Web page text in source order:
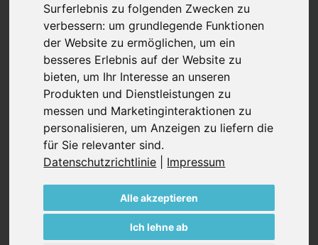
Surferlebnis zu folgenden Zwecken zu
verbessern: um grundlegende Funktionen
der Website zu ermöglichen, um ein
besseres Erlebnis auf der Website zu
bieten, um Ihr Interesse an unseren
Produkten und Dienstleistungen zu
messen und Marketinginteraktionen zu
personalisieren, um Anzeigen zu liefern die
für Sie relevanter sind.
Datenschutzrichtlinie
Impressum
Alle akzeptieren
Ich lehne ab
Becker VARIAIR-Kompressoren der Baureihe DTLF sind
trockenlaufende Niederdruck-Verdrängerpumpen mit
einem VARIAIR Frequenzumrichter. Sie sind für den
Dauerbetrieb bei jedem Druckniveau bis +1,7 bar
ausgelegt. Die ölfreien Drehschieberpumpen der
Baureihe VARIAIR DTLF sind mit selbstschmierenden
Schiebern aus einem Graphitverbundstoff ausgestattet,
die speziell für Becker-Pumpen entwickelt wurden. Es
muss kein Öl gewechselt werden und es ist nur eine
minimale Wartung erforderlich.
Jede Pumpe der VARIAIR DTLF Serie ist standardmäßig
ausgestattet mit:
VARIAIR Frequenzumrichter